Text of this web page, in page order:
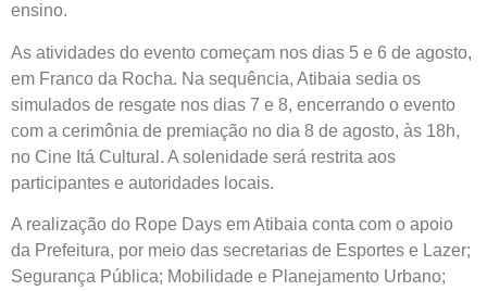
ensino.
As atividades do evento começam nos dias 5 e 6 de agosto,
em Franco da Rocha. Na sequência, Atibaia sedia os
simulados de resgate nos dias 7 e 8, encerrando o evento
com a cerimônia de premiação no dia 8 de agosto, às 18h,
no Cine Itá Cultural. A solenidade será restrita aos
participantes e autoridades locais.
A realização do Rope Days em Atibaia conta com o apoio
da Prefeitura, por meio das secretarias de Esportes e Lazer;
Segurança Pública; Mobilidade e Planejamento Urbano;